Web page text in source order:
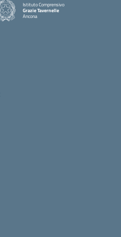
Istituto Comprensivo
Grazie Tavernelle
Ancona